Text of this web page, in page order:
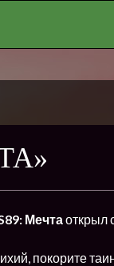
Мечтаоткрыл
покорите